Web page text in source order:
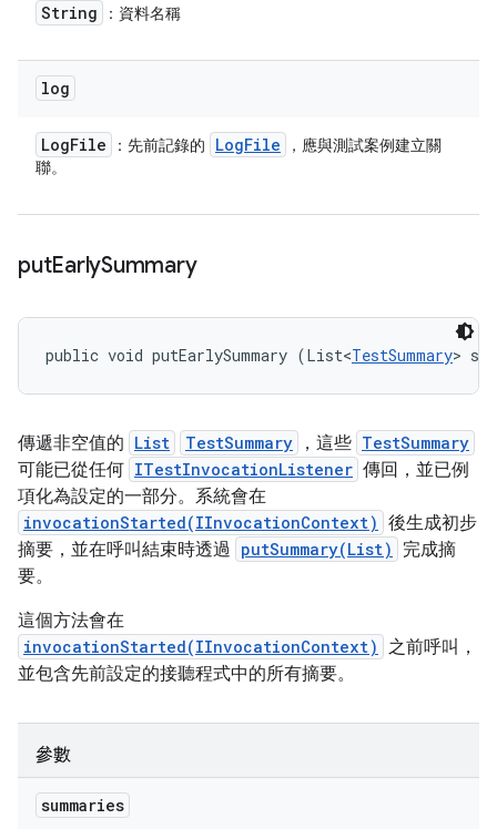
String ：資料名稱
log
LogFile ：先前記錄的 LogFile
，應與測試案例建立關
聯。
putEarlySummary
public void putEarlySummary (List<TestSummary>
傳遞非空值的 List TestSummary ，這些 TestSummary
可能已從任何 ITestInvocationListener 傳回，並已例
項化為設定的一部分。系統會在
invocationStarted(IInvocationContext) 後生成初步
摘要，並在呼叫結束時透過 putSummary(List)
完成摘
要。
這個方法會在
invocationStarted(IInvocationContext) 之前呼叫，
並包含先前設定的接聽程式中的所有摘要。
參數
summaries